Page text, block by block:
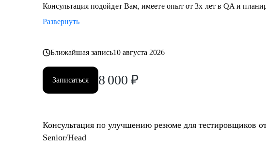
• Начинающий / Junior QA
• QA Lead
Консультация подойдет Вам, имеете опыт от 3х лет в QA и
Развернуть
Ближайшая запись10 августа 2026
Записаться 8 000 ₽
Консультация по улучшению резюме для тестировщиков
Senior/Head